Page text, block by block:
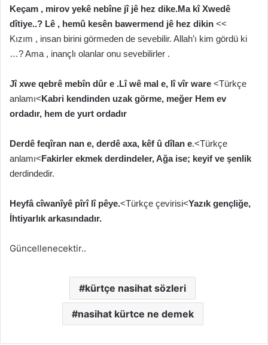
Keçam , mirov yekê nebîne jî jê hez dike.Ma kî Xwedê
dîtiye..? Lê , hemû kesên bawermend jê hez dikin <<
Kızım , insan birini görmeden de sevebilir. Allah’ı kim gördü ki
…? Ama , inançlı olanlar onu sevebilirler .
Jî xwe qebrê mebîn dûr e .Lî wê mal e, lî vîr ware <Türkçe
anlamı<Kabri kendinden uzak görme, meğer Hem ev
ordadır, hem de yurt ordadır
Derdê feqîran nan e, derdê axa, kêf û dîlan e.<Türkçe
anlamı<Fakirler ekmek derdindeler, Ağa ise; keyif ve şenlik
derdindedir.
Heyfâ cîwanîyê pîrî lî pêye.<Türkçe çevirisi<Yazık gençliğe,
İhtiyarlık arkasındadır.
Güncellenecektir..
kürtçe nasihat sözleri
nasihat kürtce ne demek